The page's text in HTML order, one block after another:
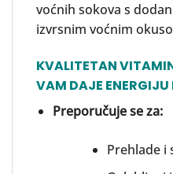
voćnih sokova s
izvrsnim voćnim
KVALITETAN
VAM DAJE ENERGIJU
Preporučuje se za:
Prehlade i